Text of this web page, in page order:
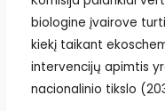
biologine įvairove
kiekį taikant
intervencijų apimtis
nacionalinio tikslo